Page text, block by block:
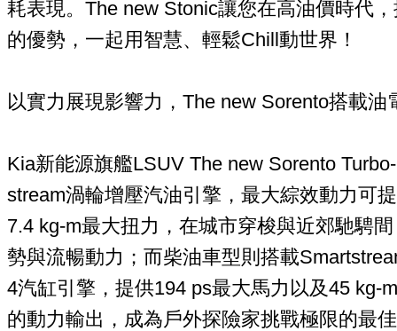
耗表現。The new Stonic讓您在高油價時代
的優勢，一起用智慧、輕鬆Chill動世界！
以實力展現影響力，The new Sorento搭載油
Kia新能源旗艦LSUV The new Sorento
stream渦輪增壓汽油引擎，最大綜效動力可
7.4 kg-m最大扭力，在城市穿梭與近郊馳騁
勢與流暢動力；而柴油車型則搭載
4汽缸引擎，提供194 ps最大馬力以及45 kg-
的動力輸出，成為戶外探險家挑戰極限的最